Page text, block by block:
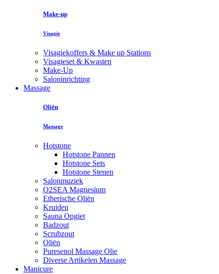
Make-up
Visagie
Visagiekoffers & Make up Stations
Visagieset & Kwasten
Make-Up
Saloninrichting
Massage
Oliën
Massage
Hotstone
Hotstone Pannen
Hotstone Sets
Hotstone Stenen
Salonmuziek
O2SEA Magnesium
Etherische Oliën
Kruiden
Sauna Opgiet
Badzout
Scrubzout
Oliën
Puresenol Massage Olie
Diverse Artikelen Massage
Manicure